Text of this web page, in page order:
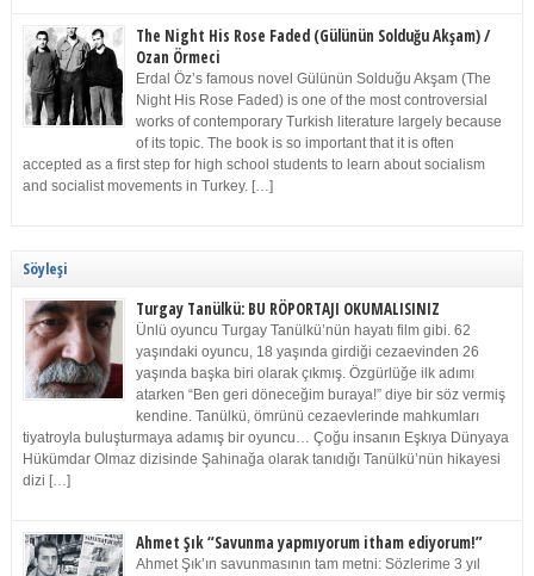
The Night His Rose Faded (Gülünün Solduğu Akşam) /
Ozan Örmeci
Erdal Öz’s famous novel Gülünün Solduğu Akşam (The
Night His Rose Faded) is one of the most controversial
works of contemporary Turkish literature largely because
of its topic. The book is so important that it is often
accepted as a first step for high school students to learn about socialism
and socialist movements in Turkey. […]
Söyleşi
Turgay Tanülkü: BU RÖPORTAJI OKUMALISINIZ
Ünlü oyuncu Turgay Tanülkü’nün hayatı film gibi. 62
yaşındaki oyuncu, 18 yaşında girdiği cezaevinden 26
yaşında başka biri olarak çıkmış. Özgürlüğe ilk adımı
atarken “Ben geri döneceğim buraya!” diye bir söz vermiş
kendine. Tanülkü, ömrünü cezaevlerinde mahkumları
tiyatroyla buluşturmaya adamış bir oyuncu… Çoğu insanın Eşkıya Dünyaya
Hükümdar Olmaz dizisinde Şahinağa olarak tanıdığı Tanülkü’nün hikayesi
dizi […]
Ahmet Şık “Savunma yapmıyorum itham ediyorum!”
Ahmet Şık’ın savunmasının tam metni: Sözlerime 3 yıl